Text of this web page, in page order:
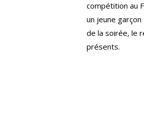
compétition au
un jeune
de la soirée, le
présents.